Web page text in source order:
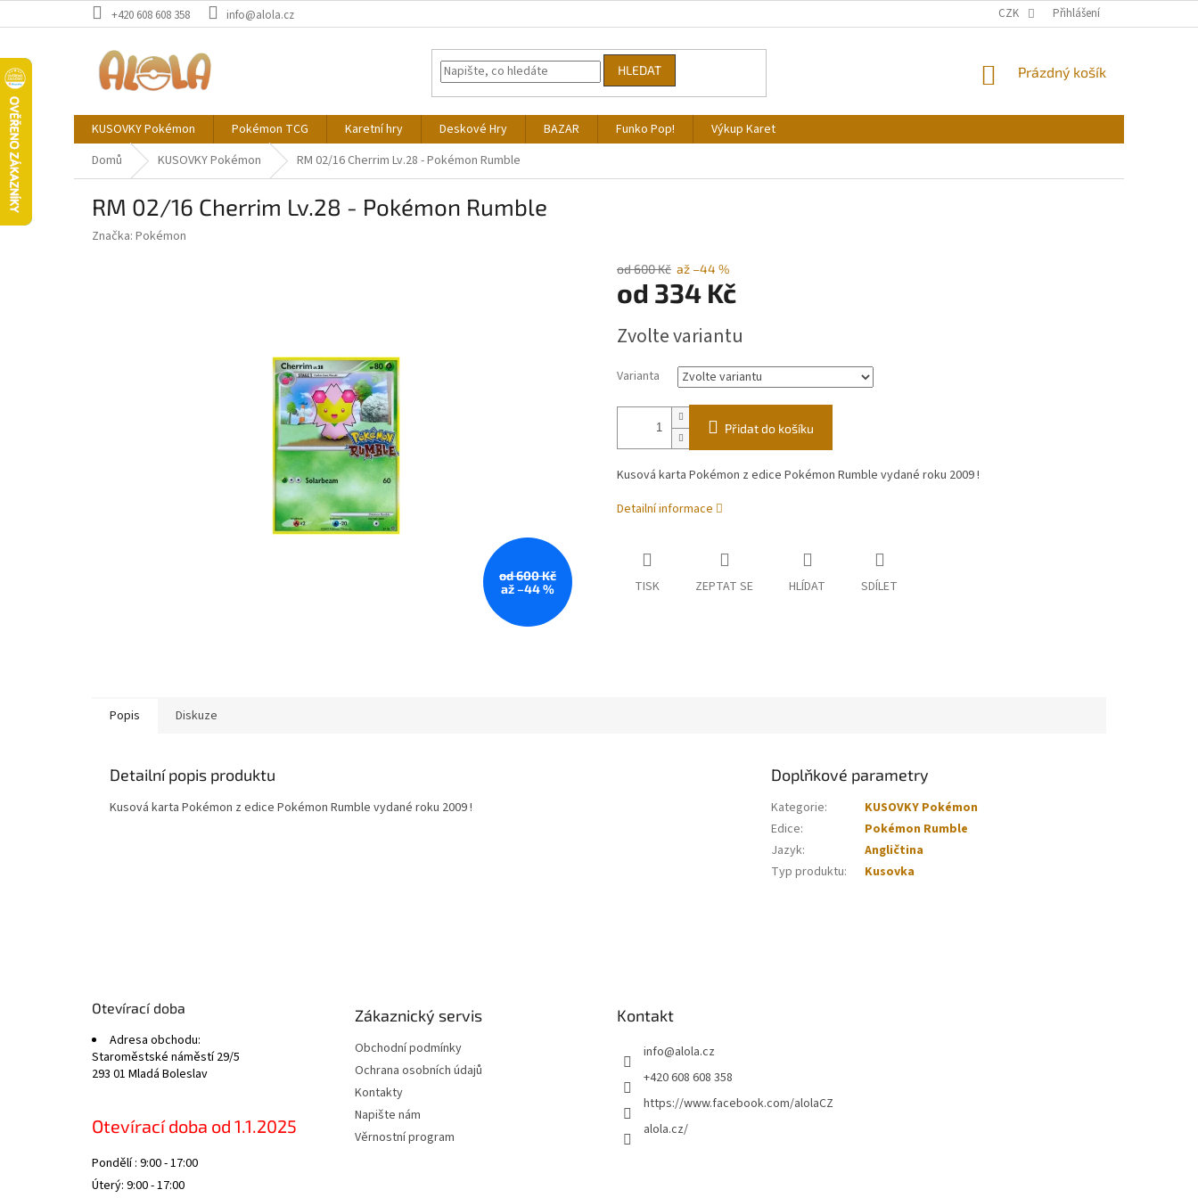
na
+420 608 608 358 info@alola.cz CZK Přihlášení
HLEDAT
NÁKUPNÍ
Prázdný košík
KUSOVKY Pokémon Pokémon TCG Karetní hry Deskové Hry BAZAR Funko Pop!
Výkup Karet
Domů
KUSOVKY Pokémon RM 02/16 Cherrim Lv.28 - Pokémon Rumble
RM 02/16 Cherrim Lv.28 - Pokémon Rumble
Značka: Pokémon
od 600 Kč
až –44 %
od 600 Kč až –44 %
od 334 Kč
cena:
Zvolte variantu
Varianta
Přidat do košíku
Kusová karta Pokémon z edice Pokémon Rumble vydané roku 2009 !
Detailní informace
TISK ZEPTAT SE HLÍDAT SDÍLET
Popis Diskuze
Detailní popis produktu
Kusová karta Pokémon z edice Pokémon Rumble vydané roku 2009 !
Doplňkové parametry
Kategorie:
KUSOVKY Pokémon
Edice:
Pokémon Rumble
Jazyk:
Angličtina
Typ produktu: Kusovka
Otevírací doba
Adresa obchodu:
Staroměstské náměstí 29/5
293 01 Mladá Boleslav
Otevírací doba od 1.1.2025
Pondělí : 9:00 - 17:00
Úterý: 9:00 - 17:00
Zákaznický servis
Obchodní podmínky
Ochrana osobních údajů
Kontakty
Napište nám
Věrnostní program
Kontakt
info@alola.cz
+420 608 608 358
https://www.facebook.com/alolaCZ
alola.cz/